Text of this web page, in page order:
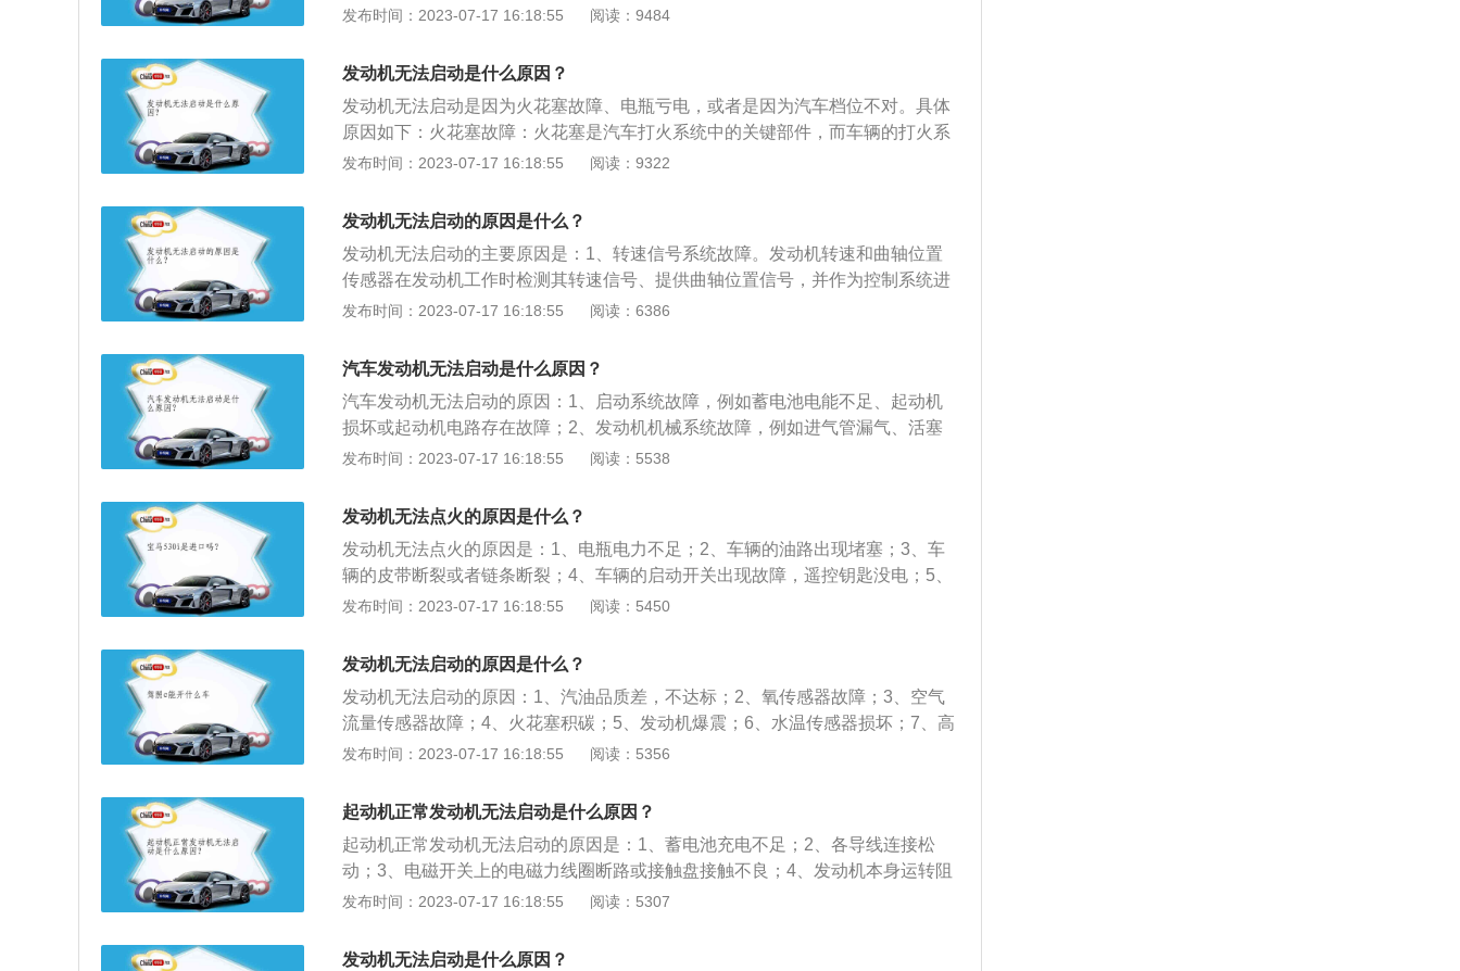
就难以打火。火花塞出现故障：火花塞是汽车打火系统中的关键部件，而车辆的
着车辆的工作性能及效率。应急方法：可拧出火花塞擦干净，装复后即可着车。
彻底的办法是检查点火系统，排除点火能量低的原因，常见如火花塞电极间隙、
点火线圈能量、高压线状态等。
发布时间：2023-07-17 16:18:55 阅读：9484
发动机无法启动是什么原因？
发动机无法启动是因为火花塞故障、电瓶亏电，或者是因为汽车档位不对。具体
原因如下：火花塞故障：火花塞是汽车打火系统中的关键部件，而车辆的打火系
统又是汽车心脏工不工作的关键所在，所以火花塞能不能正常工作，需要及时更
续打两次火，那么第一次就会比后面的劲大。这时需要给电瓶充电。汽车档位不
对：一般自动挡车型只有挂到P档才可以启动，如果放在R或者D挡上就会打不着
火。还有一些手动挡车如果不踩离合也会打不着火。需要正确使用档位。
发布时间：2023-07-17 16:18:55 阅读：9322
发动机无法启动的原因是什么？
发动机无法启动的主要原因是：1、转速信号系统故障。发动机转速和曲轴位置
传感器在发动机工作时检测其转速信号、提供曲轴位置信号，并作为控制系统进
行各项控制的主要依据和基础。如果传感器或其线路出现故障，电控单元不能接
现喷油器不动作，火花塞不跳火的现象。2、燃油泵及控制电路故障。如果燃油
泵或控制电路出现故障，也会造成供油系统没有燃油压力。即使喷油器工作正
常，燃油也不能正常喷射。
发布时间：2023-07-17 16:18:55 阅读：6386
汽车发动机无法启动是什么原因？
汽车发动机无法启动的原因：1、启动系统故障，例如蓄电池电能不足、起动机
损坏或起动机电路存在故障；2、发动机机械系统故障，例如进气管漏气、活塞
与气缸之间封闭不严、气门关闭不严、进气门及进气管积碳过多，导致喷入的汽
号弱、水温信号不正确、线路接触不良等；4、点火系统存在故障，例如火花塞
积碳过多或间隙不对、高压线漏电、点火线圈损坏。
发布时间：2023-07-17 16:18:55 阅读：5538
发动机无法点火的原因是什么？
发动机无法点火的原因是：1、电瓶电力不足；2、车辆的油路出现堵塞；3、车
辆的皮带断裂或者链条断裂；4、车辆的启动开关出现故障，遥控钥匙没电；5、
油箱缺少燃油；6、电路出现故障。发动机无法点火的解决办法是：1、及时对电
开关；5、添加汽车燃油；6、定期清除气门积碳；7、清理火花塞的污渍；8、更
发布时间：2023-07-17 16:18:55 阅读：5450
发动机无法启动的原因是什么？
发动机无法启动的原因：1、汽油品质差，不达标；2、氧传感器故障；3、空气
流量传感器故障；4、火花塞积碳；5、发动机爆震；6、水温传感器损坏；7、高
压油泵损坏，导致发动机缺缸。汽车发动机是为汽车提供动力的装置，是汽车的
后膨胀气体，推动活塞作功，转变为机械能，根据动力来源不同，汽车发动机可
分为柴油发动机、汽油发动机、电动汽车电动机以及混合动力等。
发布时间：2023-07-17 16:18:55 阅读：5356
起动机正常发动机无法启动是什么原因？
起动机正常发动机无法启动的原因是：1、蓄电池充电不足；2、各导线连接松
动；3、电磁开关上的电磁力线圈断路或接触盘接触不良；4、发动机本身运转阻
力大；5、启动继电器线圈断路或触点烧蚀；6、排气管结冻或气门结胶；7、燃
态；2、更换合适的机油；3、及时更换火花塞；4、检查和调整点火正时；5、检
发布时间：2023-07-17 16:18:55 阅读：5307
发动机无法启动是什么原因？